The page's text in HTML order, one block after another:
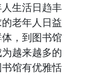
生活日趋丰
老年人日益
，到图书馆
越来越多的
馆有优雅恬